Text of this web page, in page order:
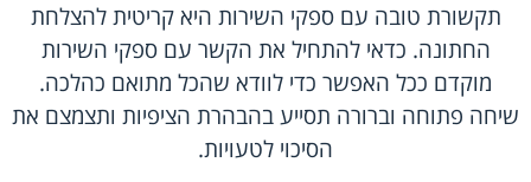
תקשורת טובה עם ספקי השירות היא קריטית להצלחת
החתונה. כדאי להתחיל את הקשר עם ספקי השירות
מוקדם ככל האפשר כדי לוודא שהכל מתואם כהלכה.
שיחה פתוחה וברורה תסייע בהבהרת הציפיות ותצמצם את
הסיכוי לטעויות.